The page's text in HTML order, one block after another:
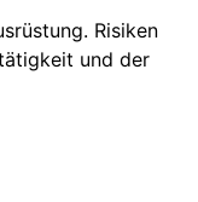
Risiken
und der